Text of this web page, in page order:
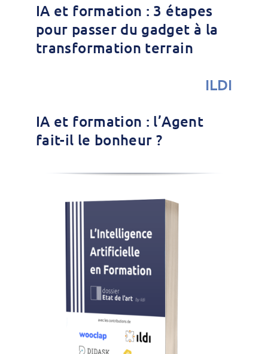
IA et formation : 3 étapes
pour passer du gadget à la
transformation terrain
ILDI
IA et formation : l’Agent
fait-il le bonheur ?